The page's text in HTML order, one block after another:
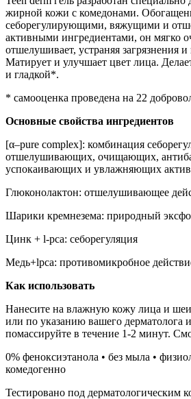
жирной кожи с комедонами.
себорегулирующими, вяжущими и
активными ингредиентами, он мягко
отшелушивает, устраняя загрязнения
Матирует и улучшает цвет лица.
и гладкой*.
* самооценка проведена на 22
Основные свойства ингредиентов
[α–pure complex]: комбинация
отшелушивающих, очищающих,
успокаивающих и увлажняющих
Глюконолактон: отшелушивающее
Шарики кремнезема: природный
Цинк + l-pca: себорегуляция
Медь+lpca: противомикробное
Как использовать
Нанесите на влажную кожу лица и
или по указанию вашего дерматолога
помассируйте в течение 1-2 минут.
0% феноксиэтанола • без мыла •
комедогенно
Тестировано под дерматологическим